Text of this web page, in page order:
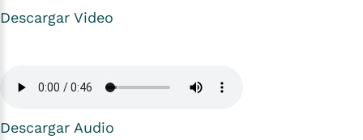
Descargar Video
Descargar Audio